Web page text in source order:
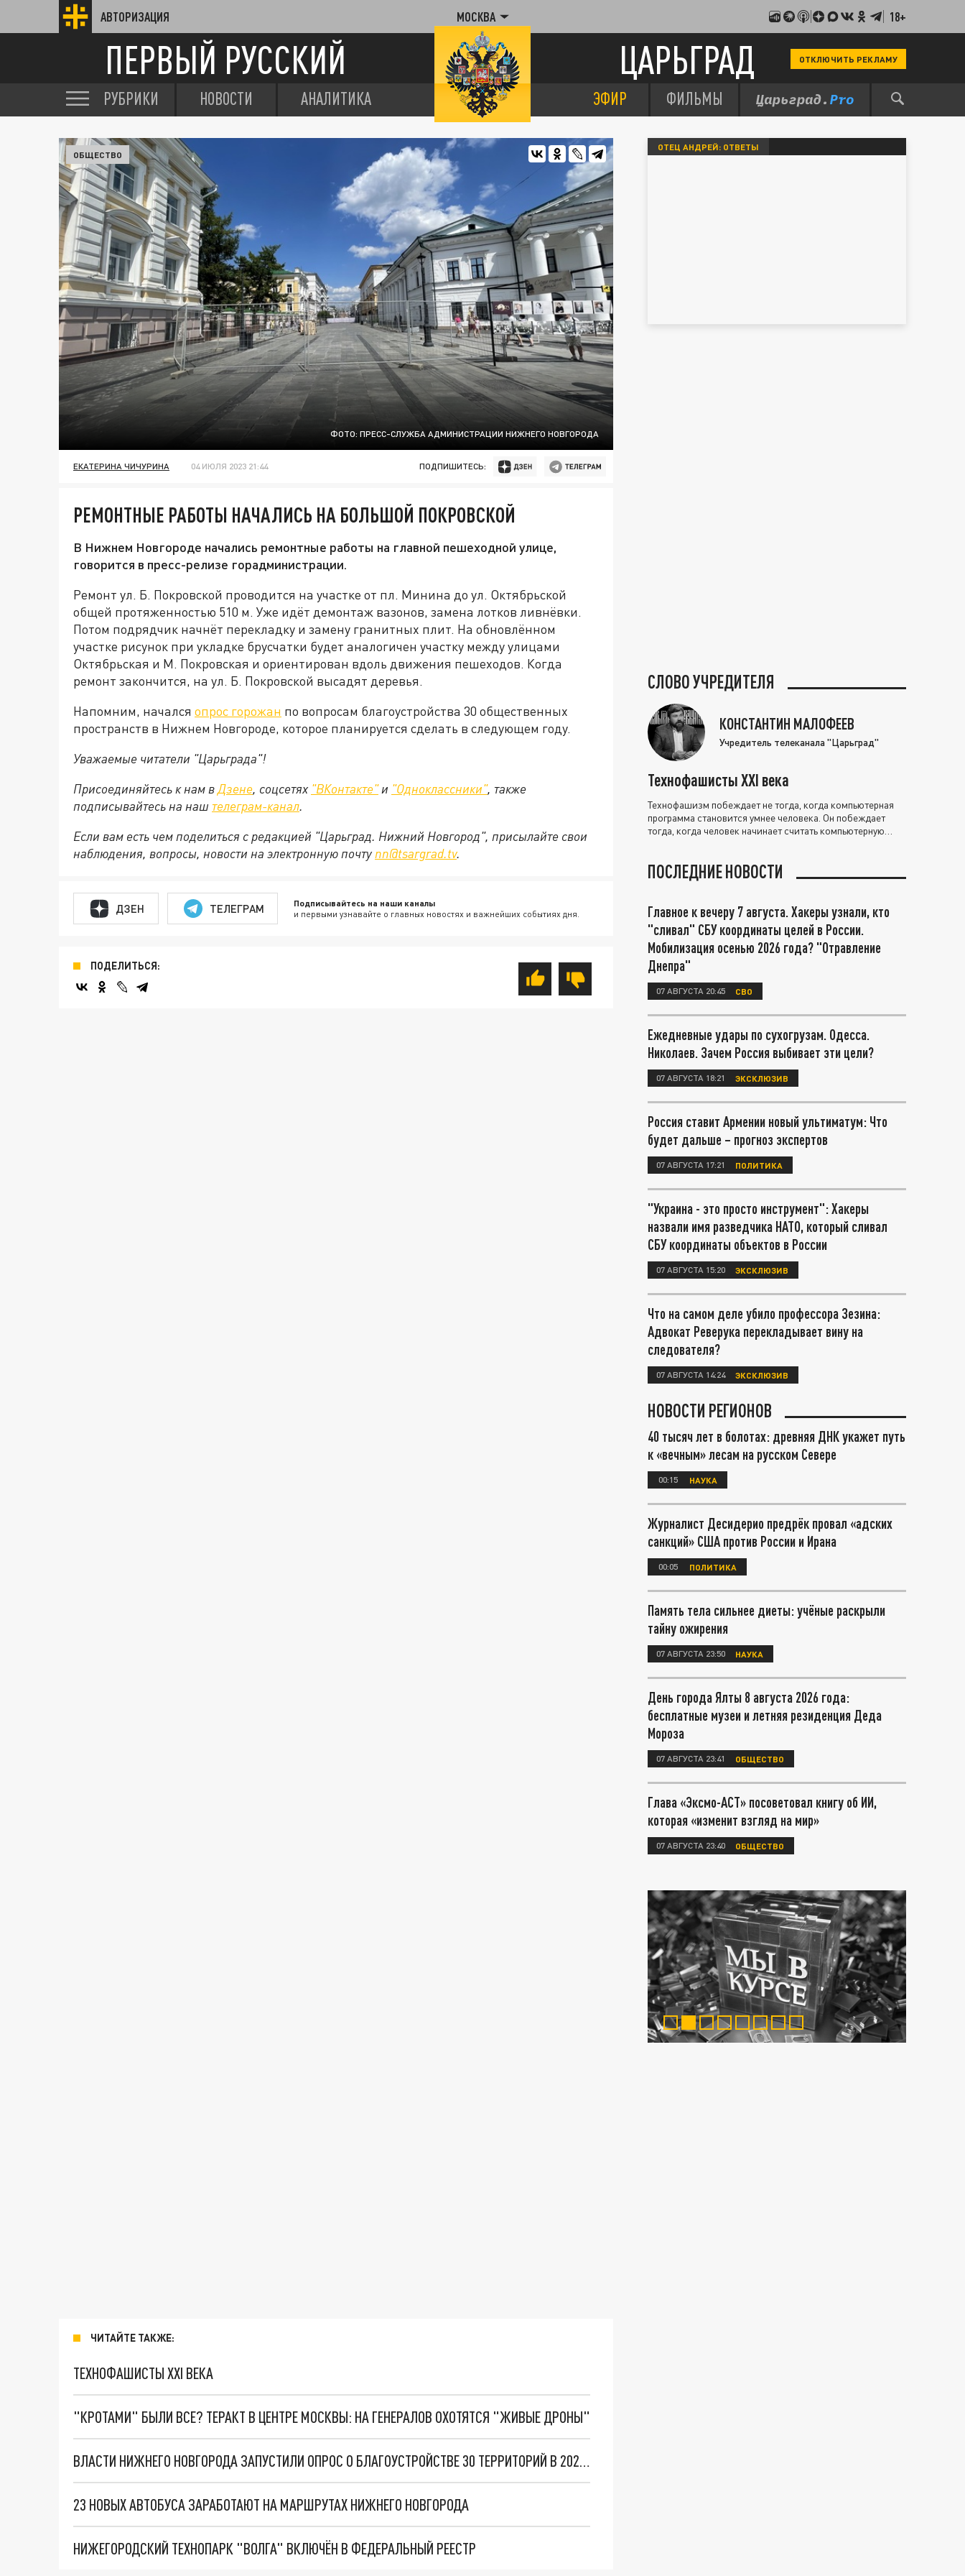
АВТОРИЗАЦИЯ МОСКВА 18+
ПЕРВЫЙ РУССКИЙ ЦАРЬГРАД ОТКЛЮЧИТЬ РЕКЛАМУ
РУБРИКИ НОВОСТИ АНАЛИТИКА ЭФИР ФИЛЬМЫ
ФОТО: ПРЕСС-СЛУЖБА АДМИНИСТРАЦИИ НИЖНЕГО НОВГОРОДА
ОБЩЕСТВО
ЕКАТЕРИНА ЧИЧУРИНА 04 ИЮЛЯ 2023 21:44 ПОДПИШИТЕСЬ:
РЕМОНТНЫЕ РАБОТЫ НАЧАЛИСЬ НА БОЛЬШОЙ ПОКРОВСКОЙ
В Нижнем Новгороде начались ремонтные работы на главной пешеходной улице,
говорится в пресс-релизе горадминистрации.
Ремонт ул. Б. Покровской проводится на участке от пл. Минина до ул. Октябрьской
общей протяженностью 510 м. Уже идёт демонтаж вазонов, замена лотков ливнёвки.
Потом подрядчик начнёт перекладку и замену гранитных плит. На обновлённом
участке рисунок при укладке брусчатки будет аналогичен участку между улицами
Октябрьская и М. Покровская и ориентирован вдоль движения пешеходов. Когда
ремонт закончится, на ул. Б. Покровской высадят деревья.
Напомним, начался опрос горожан по вопросам благоустройства 30 общественных
пространств в Нижнем Новгороде, которое планируется сделать в следующем году.
Уважаемые читатели "Царьграда"!
Присоединяйтесь к нам вДзене, соцсетях "ВКонтакте"и "Одноклассники", также
подписывайтесь на наш телеграм-канал.
Если вам есть чем поделиться с редакцией "Царьград. Нижний Новгород", присылайте свои
наблюдения, вопросы, новости на электронную почту nn@tsargrad.tv.
ДЗЕН ТЕЛЕГРАМ Подписывайтесь на наши каналы
и первыми узнавайте о главных новостях и важнейших событиях дня.
ПОДЕЛИТЬСЯ:
ЧИТАЙТЕ ТАКЖЕ:
ТЕХНОФАШИСТЫ XXI ВЕКА
"КРОТАМИ" БЫЛИ ВСЕ? ТЕРАКТ В ЦЕНТРЕ МОСКВЫ: НА ГЕНЕРАЛОВ ОХОТЯТСЯ "ЖИВЫЕ ДРОНЫ"
ВЛАСТИ НИЖНЕГО НОВГОРОДА ЗАПУСТИЛИ ОПРОС О БЛАГОУСТРОЙСТВЕ 30 ТЕРРИТОРИЙ В 2024 ГОДУ
23 НОВЫХ АВТОБУСА ЗАРАБОТАЮТ НА МАРШРУТАХ НИЖНЕГО НОВГОРОДА
НИЖЕГОРОДСКИЙ ТЕХНОПАРК "ВОЛГА" ВКЛЮЧЁН В ФЕДЕРАЛЬНЫЙ РЕЕСТР
ОТЕЦ АНДРЕЙ: ОТВЕТЫ
СЛОВО УЧРЕДИТЕЛЯ
КОНСТАНТИН МАЛОФЕЕВ
Учредитель телеканала "Царьград"
Технофашисты XXI века
Технофашизм побеждает не тогда, когда компьютерная
программа становится умнее человека. Он побеждает
тогда, когда человек начинает считать компьютерную
ПОСЛЕДНИЕ НОВОСТИ
Главное к вечеру 7 августа. Хакеры узнали, кто
"сливал" СБУ координаты целей в России.
Мобилизация осенью 2026 года? "Отравление
Днепра"
07 АВГУСТА 20:45 СВО
Ежедневные удары по сухогрузам. Одесса.
Николаев. Зачем Россия выбивает эти цели?
07 АВГУСТА 18:21 ЭКСКЛЮЗИВ
Россия ставит Армении новый ультиматум: Что
будет дальше – прогноз экспертов
07 АВГУСТА 17:21 ПОЛИТИКА
"Украина - это просто инструмент": Хакеры
назвали имя разведчика НАТО, который сливал
СБУ координаты объектов в России
07 АВГУСТА 15:20 ЭКСКЛЮЗИВ
Что на самом деле убило профессора Зезина:
Адвокат Реверука перекладывает вину на
следователя?
07 АВГУСТА 14:24 ЭКСКЛЮЗИВ
НОВОСТИ РЕГИОНОВ
40 тысяч лет в болотах: древняя ДНК укажет путь
к «вечным» лесам на русском Севере
00:15 НАУКА
Журналист Десидерио предрёк провал «адских
санкций» США против России и Ирана
00:05 ПОЛИТИКА
Память тела сильнее диеты: учёные раскрыли
тайну ожирения
07 АВГУСТА 23:50 НАУКА
День города Ялты 8 августа 2026 года:
бесплатные музеи и летняя резиденция Деда
Мороза
07 АВГУСТА 23:41 ОБЩЕСТВО
Глава «Эксмо-АСТ» посоветовал книгу об ИИ,
которая «изменит взгляд на мир»
07 АВГУСТА 23:40 ОБЩЕСТВО